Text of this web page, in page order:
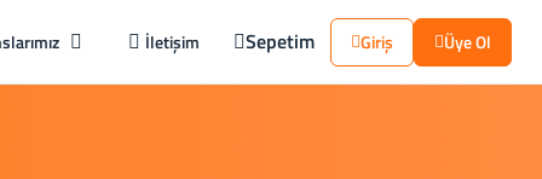
İletişim Sepetim Giriş Üye Ol